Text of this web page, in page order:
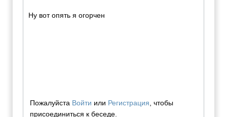
Ну вот опять я огорчен
Пожалуйста Войти или Регистрация, чтобы
присоединиться к беседе.